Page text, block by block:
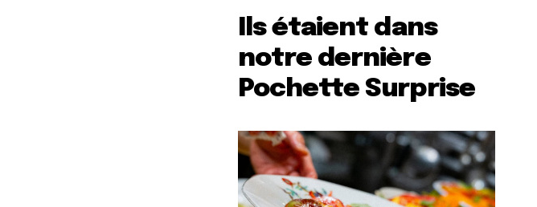
Ils étaient dans
notre dernière
Pochette Surprise